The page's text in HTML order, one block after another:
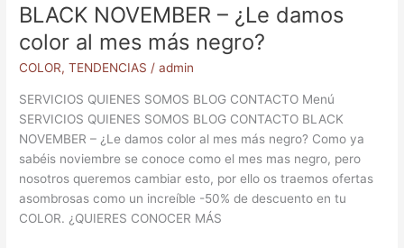
BLACK NOVEMBER – ¿Le damos
color al mes más negro?
COLOR,TENDENCIAS /admin
SERVICIOS QUIENES SOMOS BLOG CONTACTO Menú
SERVICIOS QUIENES SOMOS BLOG CONTACTO BLACK
NOVEMBER – ¿Le damos color al mes más negro? Como ya
sabéis noviembre se conoce como el mes mas negro, pero
nosotros queremos cambiar esto, por ello os traemos ofertas
asombrosas como un increíble -50% de descuento en tu
COLOR. ¿QUIERES CONOCER MÁS
–
damos
color